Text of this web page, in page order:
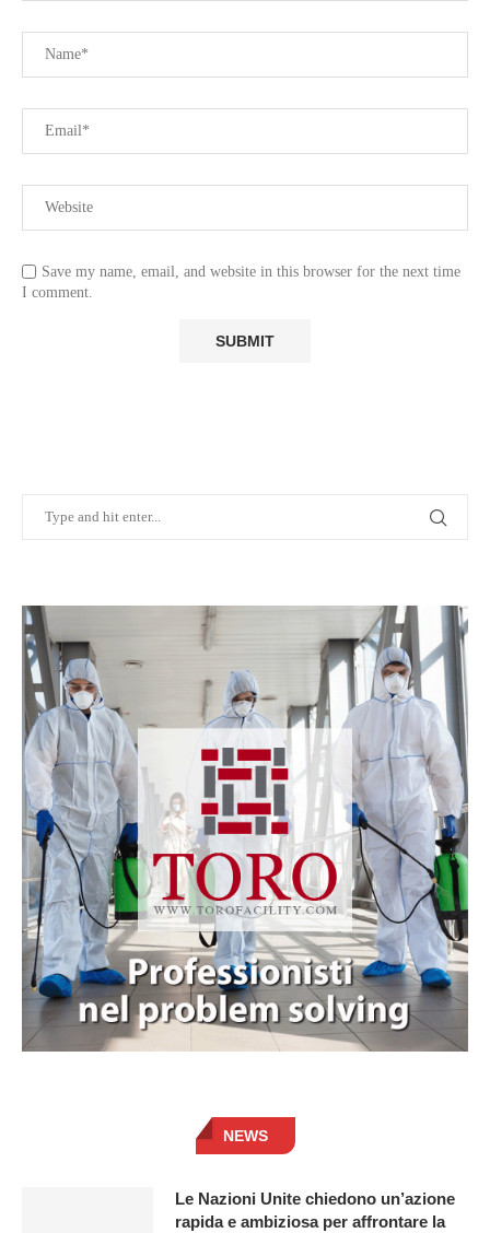
Save my name, email, and website in this browser for the next time
I comment.
NEWS
Le Nazioni Unite chiedono un’azione
rapida e ambiziosa per affrontare la